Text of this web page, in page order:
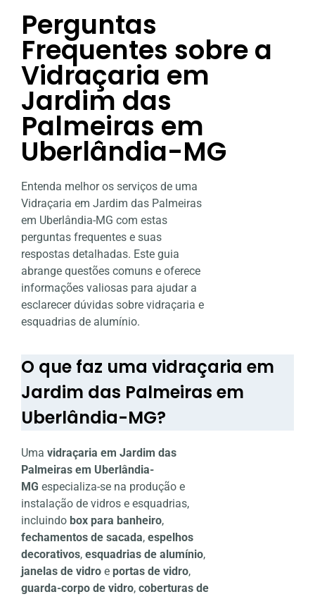
Perguntas
Frequentes sobre a
Vidraçaria em
Jardim das
Palmeiras em
Uberlândia-MG
Entenda melhor os serviços de uma
Vidraçaria em Jardim das Palmeiras
em Uberlândia-MG com estas
perguntas frequentes e suas
respostas detalhadas. Este guia
abrange questões comuns e oferece
informações valiosas para ajudar a
esclarecer dúvidas sobre vidraçaria e
esquadrias de alumínio.
O que faz uma vidraçaria em
Jardim das Palmeiras em
Uberlândia-MG?
Uma vidraçaria em Jardim das
Palmeiras em Uberlândia-
MG especializa-se na produção e
instalação de vidros e esquadrias,
incluindo box para banheiro,
fechamentos de sacada, espelhos
decorativos, esquadrias de alumínio,
janelas de vidro e portas de vidro,
guarda-corpo de vidro, coberturas de